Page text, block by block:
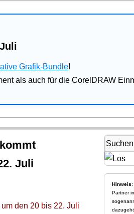
Grafik-Bundle!
als auch für die CorelDRAW
Juli
den 20 bis 22. Juli
Hinweis:
Partner